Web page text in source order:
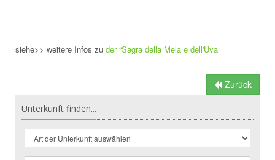
siehe>> weitere Infos zu der “Sagra della Mela e dell'Uva
Zurück
Unterkunft finden...